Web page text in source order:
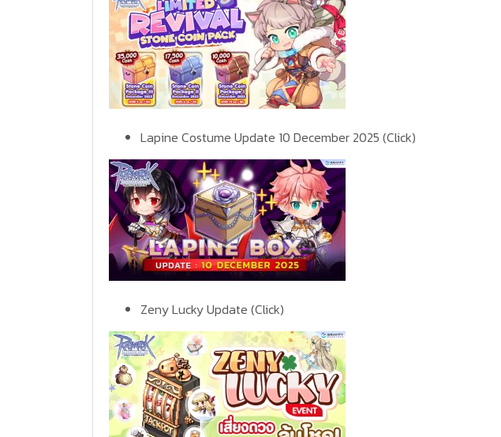
Lapine Costume Update 10 December 2025 (Click)
Zeny Lucky Update (Click)